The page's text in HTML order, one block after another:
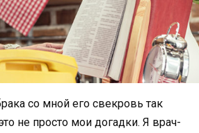
со мной его свекровь так
не просто мои догадки. Я врач-